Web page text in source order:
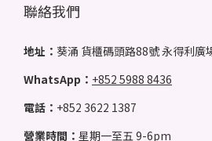
聯絡我們
地址： 葵涌 貨櫃碼頭路88號 永得利廣
WhatsApp： +852 5988 8436
電話： +852 3622 1387
營業時間： 星期一至五 9-6pm